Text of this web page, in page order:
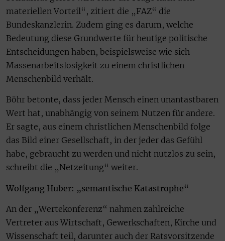
materiellen Vorteil“, zitiert die „FAZ“ die
Bundeskanzlerin. Zudem ging es darum, welche
Bedeutung diese Grundwerte für heutige politische
Entscheidungen haben, beispielsweise wie sich
Massenarbeitslosigkeit zu einem christlichen
Menschenbild verhält.
Böhr betonte, dass jeder Mensch einen unantastbaren
Wert hat, unabhängig von seinem Nutzen für andere.
Er sagte, aus einem christlichen Menschenbild folge
das Bild einer Gesellschaft, in der jeder das Gefühl
habe, gebraucht zu werden und nicht nutzlos zu sein,
schreibt die „Netzeitung“ weiter.
Wolfgang Huber: „semantische Katastrophe“
An der „Wertekonferenz“ nahmen zahlreiche
Vertreter aus Wirtschaft, Gewerkschaften, Kirche und
Wissenschaft teil, darunter auch der Ratsvorsitzende